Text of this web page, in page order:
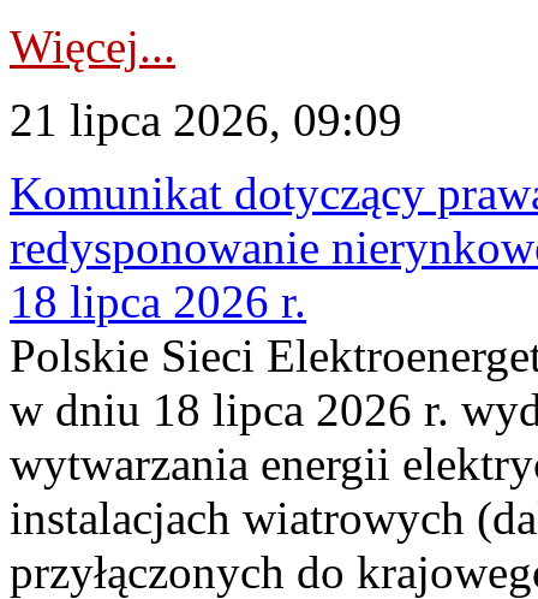
Więcej...
21 lipca 2026, 09:09
Komunikat dotyczący
redysponowanie
18 lipca 2026 r.
Polskie Sieci
w dniu 18 lipca 2026 r.
wytwarzania energii
instalacjach wiatrowych
przyłączonych do